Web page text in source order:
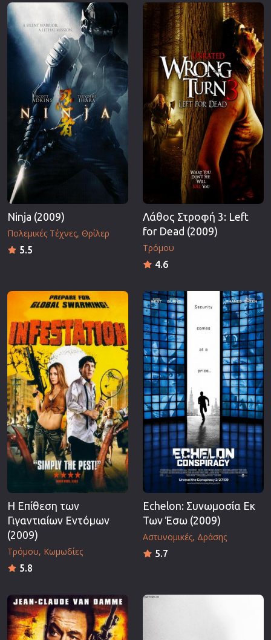
Επιστημονικής Φαντασίας
Ερωτικές
Ευρωπαικός Κινηματογράφος
Θρησκευτικές
Θρίλερ
Ιστορικές
Καταστροφής
Κλασσικές
Ninja (2009)
Πολεμικές Τέχνες Θρίλερ
5.5
Λάθος Στροφή 3: Left
for Dead (2009)
Τρόμου
4.6
Η Επίθεση των
Γιγαντιαίων Εντόμων
(2009)
Τρόμου Κωμωδίες
5.8
Echelon: Συνωμοσία Εκ
Των Έσω (2009)
Αστυνομικές Δράσης
5.7